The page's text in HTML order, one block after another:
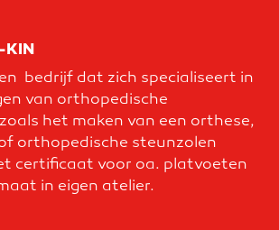
KIN
bedrijf dat zich specialiseert in
van orthopedische
het maken van een orthese,
orthopedische steunzolen
certificaat voor oa. platvoeten
in eigen atelier.